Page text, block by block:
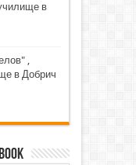
в
,
в Добрич